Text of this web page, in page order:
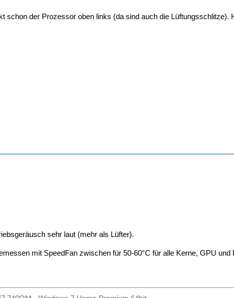
schon der Prozessor oben links (da sind auch die Lüftungsschlitze).
sehr laut (mehr als Lüfter).
mit SpeedFan zwischen für 50-60°C für alle Kerne, GPU und